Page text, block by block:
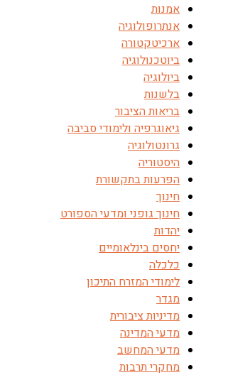
אמנות
אנתרופולוגיה
ארכיטקטורה
ביוטכנולוגיה
ביולוגיה
בלשנות
בריאות הציבור
גיאוגרפיה ולימודי סביבה
גרונטולוגיה
היסטוריה
הפרעות בתקשורת
חינוך
חינוך גופני ומדעי הספורט
יהדות
יחסים בינלאומיים
כלכלה
לימודי המזרח התיכון
מגדר
מדיניות ציבורית
מדעי המדינה
מדעי המחשב
מחקרי תרבות